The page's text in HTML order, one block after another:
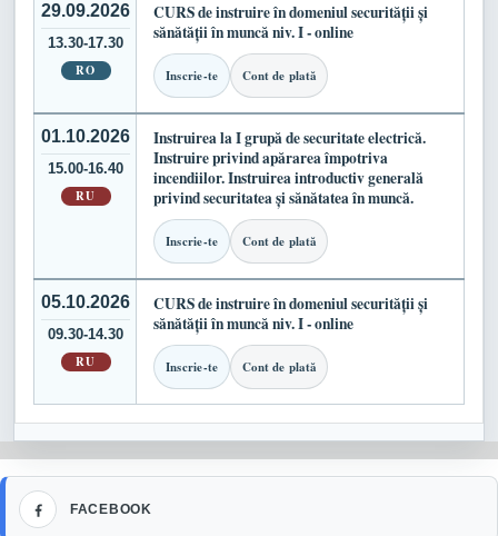
29.09.2026
13.30-17.30
RO
CURS de instruire în domeniul securității și
sănătății în muncă niv. I - online
Inscrie-te Cont de plată
01.10.2026
15.00-16.40
RU
Instruirea la I grupă de securitate electrică.
Instruire privind apărarea împotriva
incendiilor. Instruirea introductiv generală
privind securitatea și sănătatea în muncă.
Inscrie-te Cont de plată
05.10.2026
09.30-14.30
RU
CURS de instruire în domeniul securității și
sănătății în muncă niv. I - online
Inscrie-te Cont de plată
FACEBOOK
Facebook